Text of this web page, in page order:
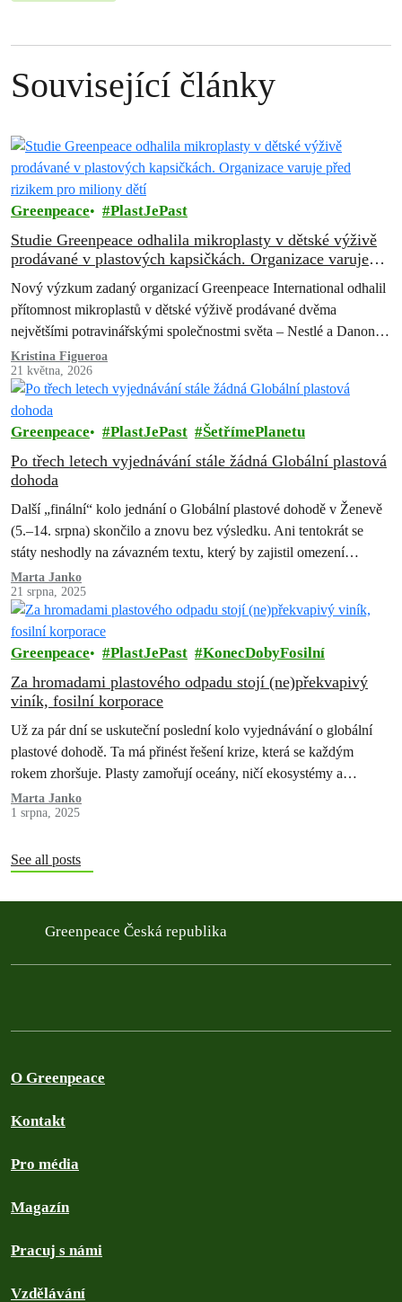
Související články
Greenpeace PlastJePast
Studie Greenpeace odhalila mikroplasty v dětské výživě
prodávané v plastových kapsičkách. Organizace varuje
před rizikem pro miliony dětí
Nový výzkum zadaný organizací Greenpeace International odhalil
přítomnost mikroplastů v dětské výživě prodávané dvěma
největšími potravinářskými společnostmi světa – Nestlé a Danone.
Některé zkoumané výrobky se prodávají i v Česku.
Kristina Figueroa
21 května, 2026
Greenpeace PlastJePast ŠetřímePlanetu
Po třech letech vyjednávání stále žádná Globální plastová
dohoda
Další „finální“ kolo jednání o Globální plastové dohodě v Ženevě
(5.–14. srpna) skončilo a znovu bez výsledku. Ani tentokrát se
státy neshodly na závazném textu, který by zajistil omezení
výroby…
Marta Janko
21 srpna, 2025
Greenpeace PlastJePast KonecDobyFosilní
Za hromadami plastového odpadu stojí (ne)překvapivý
viník, fosilní korporace
Už za pár dní se uskuteční poslední kolo vyjednávání o globální
plastové dohodě. Ta má přinést řešení krize, která se každým
rokem zhoršuje. Plasty zamořují oceány, ničí ekosystémy a
ohrožují…
Marta Janko
1 srpna, 2025
See all posts
Greenpeace Česká republika
O Greenpeace
Kontakt
Pro média
Magazín
Pracuj s námi
Vzdělávání